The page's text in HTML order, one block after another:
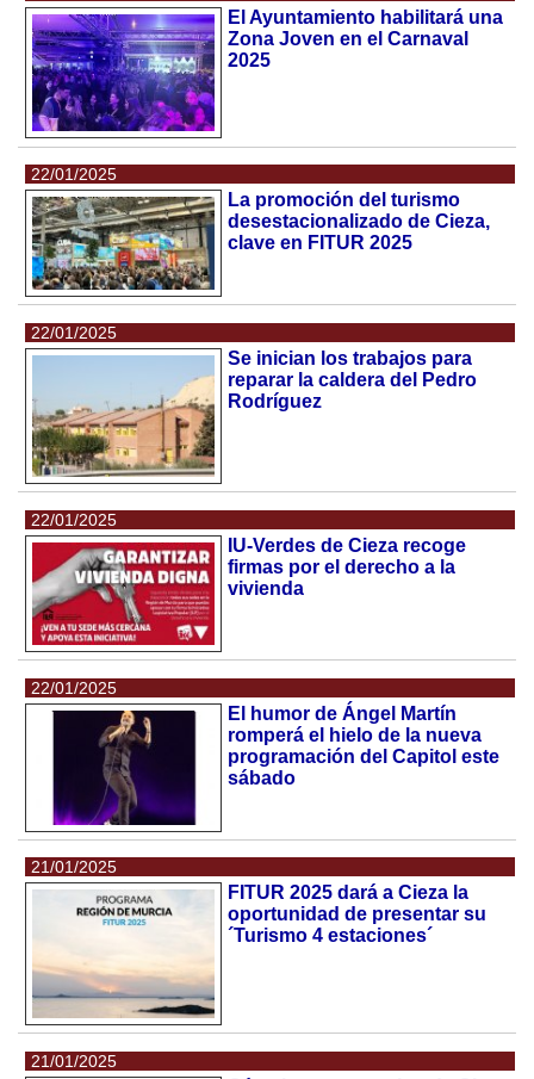
El Ayuntamiento habilitará una
Zona Joven en el Carnaval
2025
22/01/2025
La promoción del turismo
desestacionalizado de Cieza,
clave en FITUR 2025
22/01/2025
Se inician los trabajos para
reparar la caldera del Pedro
Rodríguez
22/01/2025
IU-Verdes de Cieza recoge
firmas por el derecho a la
vivienda
22/01/2025
El humor de Ángel Martín
romperá el hielo de la nueva
programación del Capitol este
sábado
21/01/2025
FITUR 2025 dará a Cieza la
oportunidad de presentar su
´Turismo 4 estaciones´
21/01/2025